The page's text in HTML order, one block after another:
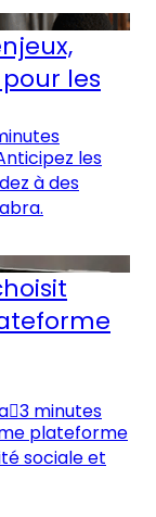
les
les
à des
3 minutes
plateforme
sociale et